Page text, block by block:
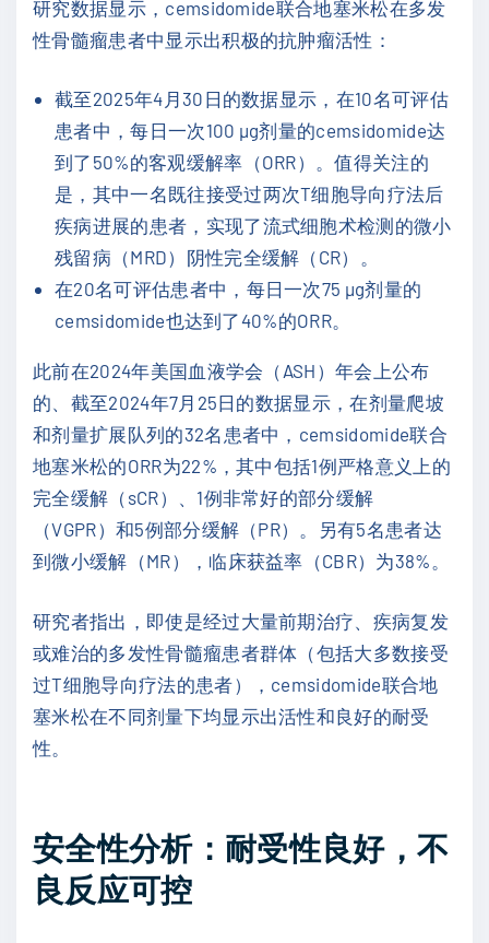
研究数据显示，cemsidomide联合地塞米松在多发
性骨髓瘤患者中显示出积极的抗肿瘤活性：
截至2025年4月30日的数据显示，在10名可评估
患者中，每日一次100 µg剂量的cemsidomide达
到了50%的客观缓解率（ORR）。值得关注的
是，其中一名既往接受过两次T细胞导向疗法后
疾病进展的患者，实现了流式细胞术检测的微小
残留病（MRD）阴性完全缓解（CR）。
在20名可评估患者中，每日一次75 µg剂量的
cemsidomide也达到了40%的ORR。
此前在2024年美国血液学会（ASH）年会上公布
的、截至2024年7月25日的数据显示，在剂量爬坡
和剂量扩展队列的32名患者中，cemsidomide联合
地塞米松的ORR为22%，其中包括1例严格意义上的
完全缓解（sCR）、1例非常好的部分缓解
（VGPR）和5例部分缓解（PR）。另有5名患者达
到微小缓解（MR），临床获益率（CBR）为38%。
研究者指出，即使是经过大量前期治疗、疾病复发
或难治的多发性骨髓瘤患者群体（包括大多数接受
过T细胞导向疗法的患者），cemsidomide联合地
塞米松在不同剂量下均显示出活性和良好的耐受
性。
安全性分析：耐受性良好，不
良反应可控